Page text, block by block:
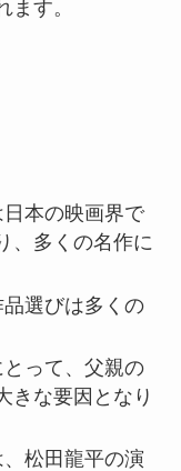
す。
本の映画界で
、多くの名作に
選びは多くの
って、父親の
きな要因となり
松田龍平の演